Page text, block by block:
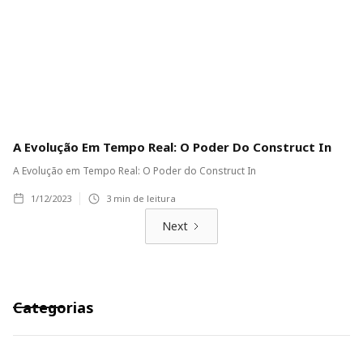
A Evolução Em Tempo Real: O Poder Do Construct In
A Evolução em Tempo Real: O Poder do Construct In
1/12/2023 3 min de leitura
Next
Categorias